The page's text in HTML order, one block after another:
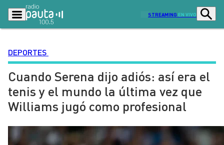
STREAMING EN VIVO
Podcasts Programas
Lo Último Actualidad
Ciudad Economía
Radio en vivo Sostenibilidad
DEPORTES
Cuando Serena dijo adiós: así era el
tenis y el mundo la última vez que
Williams jugó como profesional